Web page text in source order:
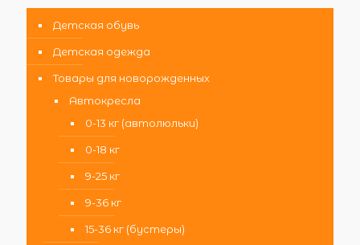
Детская обувь
Детская одежда
Товары для новорожденных
Автокресла
0-13 кг (автолюльки)
0-18 кг
9-25 кг
9-36 кг
15-36 кг (бустеры)